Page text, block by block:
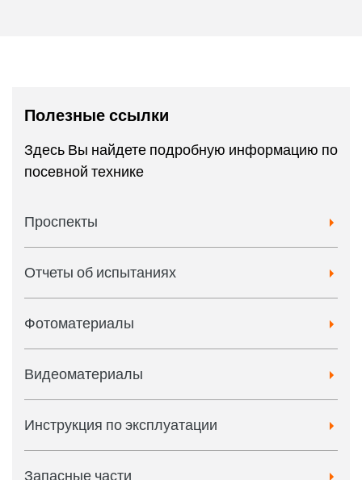
Полезные ссылки
Здесь Вы найдете подробную информацию по
посевной технике
Проспекты
Отчеты об испытаниях
Фотоматериалы
Видеоматериалы
Инструкция по эксплуатации
Запасные части